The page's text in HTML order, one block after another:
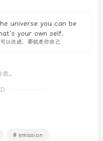
universe you can be
your own self.
以改进，那就是你自己
。
# emission